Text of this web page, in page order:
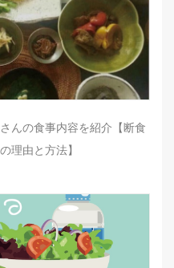
んの食事内容を紹介【断食
理由と方法】